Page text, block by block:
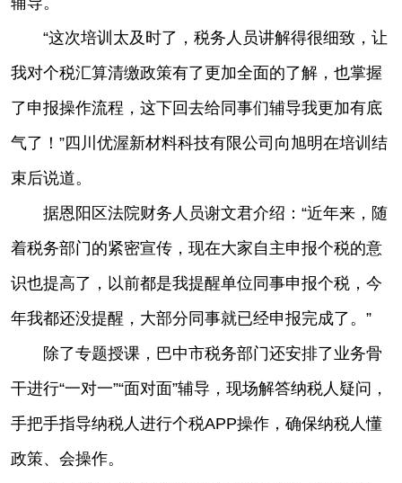
“这次培训太及时了，税务人员讲解得很细致，让
我对个税汇算清缴政策有了更加全面的了解，也掌握
了申报操作流程，这下回去给同事们辅导我更加有底
气了！”四川优渥新材料科技有限公司向旭明在培训结
束后说道。
据恩阳区法院财务人员谢文君介绍：“近年来，随
着税务部门的紧密宣传，现在大家自主申报个税的意
识也提高了，以前都是我提醒单位同事申报个税，今
年我都还没提醒，大部分同事就已经申报完成了。”
除了专题授课，巴中市税务部门还安排了业务骨
干进行“一对一”“面对面”辅导，现场解答纳税人疑问，
手把手指导纳税人进行个税APP操作，确保纳税人懂
政策、会操作。